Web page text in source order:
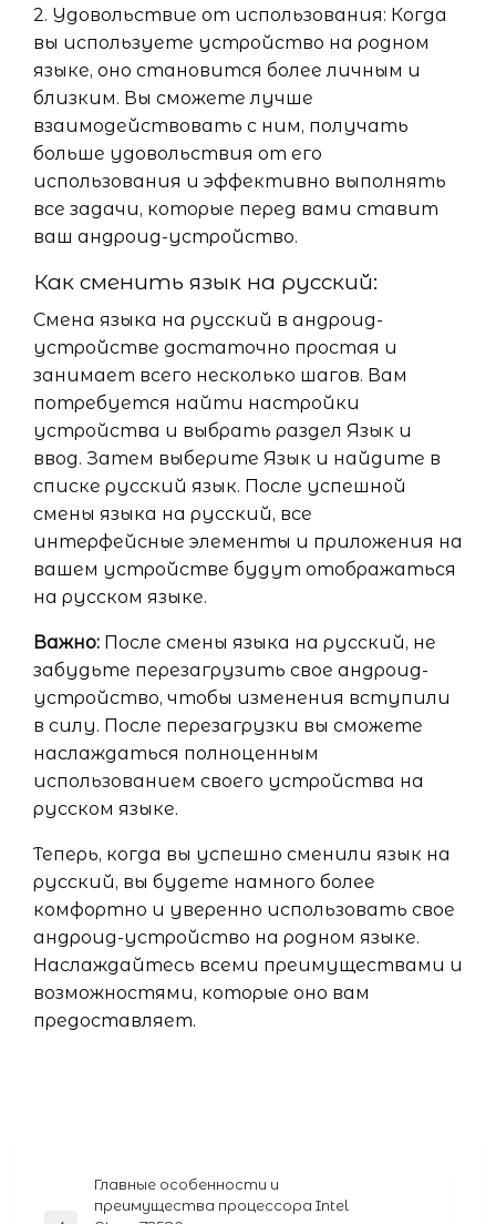
2. Удовольствие от использования: Когда
вы используете устройство на родном
языке, оно становится более личным и
близким. Вы сможете лучше
взаимодействовать с ним, получать
больше удовольствия от его
использования и эффективно выполнять
все задачи, которые перед вами ставит
ваш андроид-устройство.
Как сменить язык на русский:
Смена языка на русский в андроид-
устройстве достаточно простая и
занимает всего несколько шагов. Вам
потребуется найти настройки
устройства и выбрать раздел Язык и
ввод. Затем выберите Язык и найдите в
списке русский язык. После успешной
смены языка на русский, все
интерфейсные элементы и приложения на
вашем устройстве будут отображаться
на русском языке.
Важно: После смены языка на русский, не
забудьте перезагрузить свое андроид-
устройство, чтобы изменения вступили
в силу. После перезагрузки вы сможете
наслаждаться полноценным
использованием своего устройства на
русском языке.
Теперь, когда вы успешно сменили язык на
русский, вы будете намного более
комфортно и уверенно использовать свое
андроид-устройство на родном языке.
Наслаждайтесь всеми преимуществами и
возможностями, которые оно вам
предоставляет.
Навигация
Главные особенности и
преимущества процессора Intel